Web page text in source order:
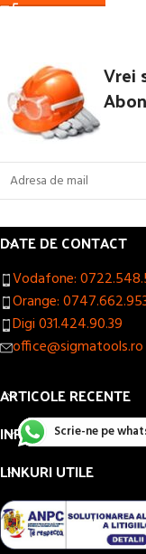
Vrei
DATE DE CONTACT
Vodafone:
Orange:
Digi 031.424.90.39
office@sigmatools.ro
ARTICOLE RECENTE
INFORMAȚII UTILE
LINKURI UTILE
Scrie-ne pe